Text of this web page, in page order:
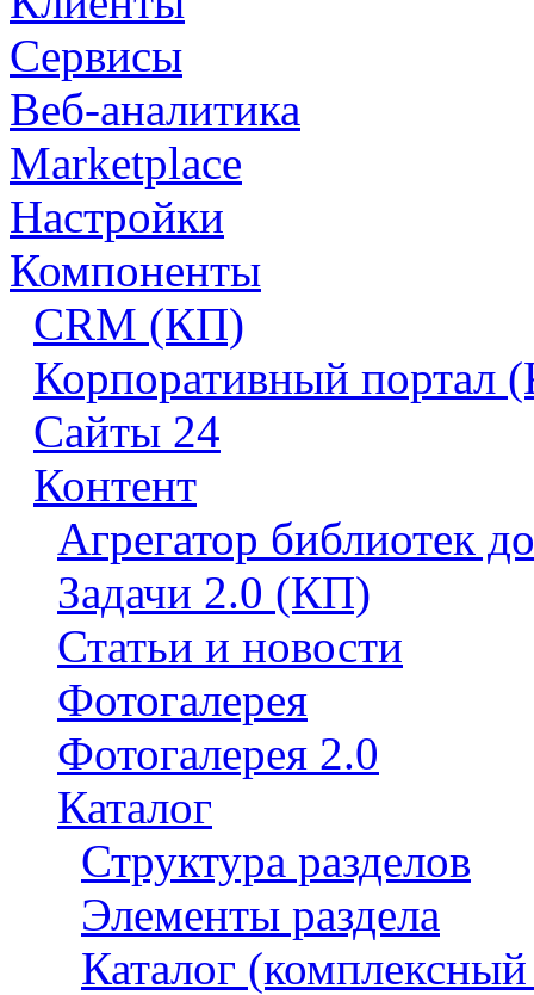
Сервисы
Веб-аналитика
Marketplace
Настройки
Компоненты
CRM (КП)
Корпоративный портал
Сайты 24
Контент
Агрегатор библиотек
Задачи 2.0 (КП)
Статьи и новости
Фотогалерея
Фотогалерея 2.0
Каталог
Структура разделов
Элементы раздела
Каталог